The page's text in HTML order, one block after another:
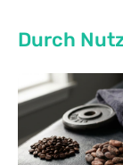
Durch